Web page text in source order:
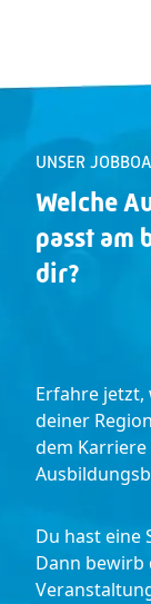
UNSER
Welche
passt am
dir?
Erfahre jetzt,
deiner
dem Karriere
Du hast eine
Dann bewirb